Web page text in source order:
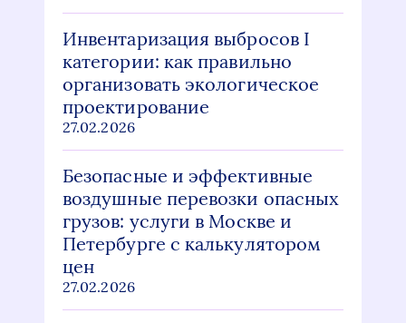
Инвентаризация выбросов I
категории: как правильно
организовать экологическое
проектирование
27.02.2026
Безопасные и эффективные
воздушные перевозки опасных
грузов: услуги в Москве и
Петербурге с калькулятором
цен
27.02.2026